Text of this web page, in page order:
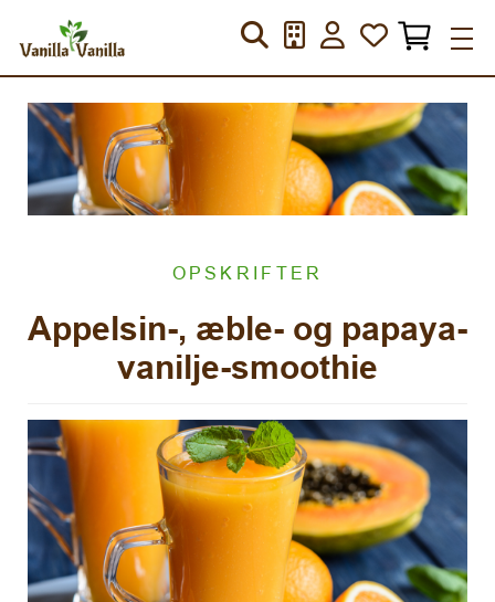
OPSKRIFTER
Appelsin-, æble- og papaya-
vanilje-smoothie